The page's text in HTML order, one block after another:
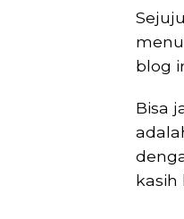
blog
Bisa
kasih